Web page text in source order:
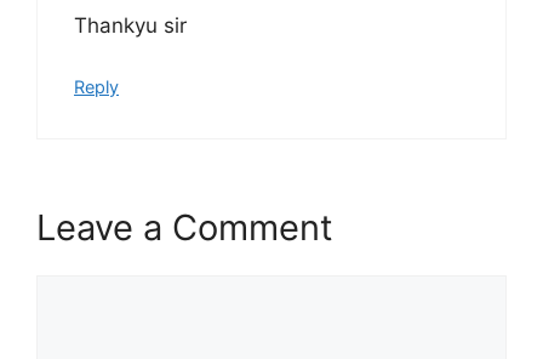
Thankyu sir
Reply
Leave a Comment